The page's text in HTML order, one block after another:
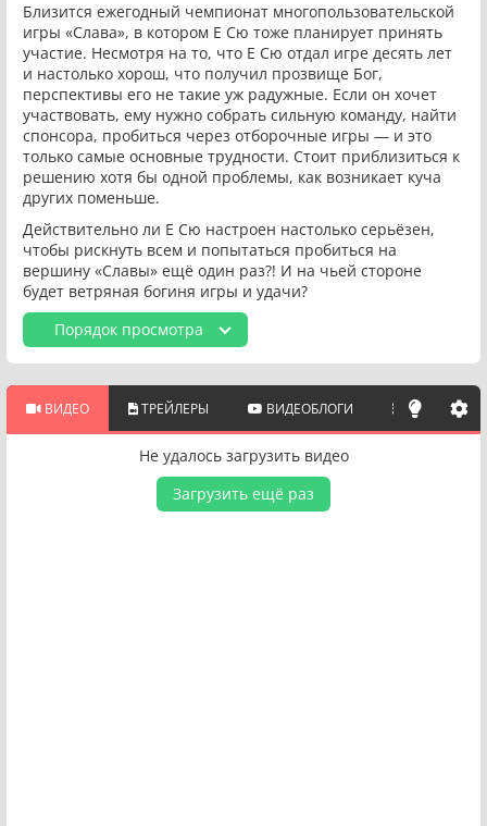
Близится ежегодный чемпионат многопользовательской
игры «Слава», в котором Е Сю тоже планирует принять
участие. Несмотря на то, что Е Сю отдал игре десять лет
и настолько хорош, что получил прозвище Бог,
перспективы его не такие уж радужные. Если он хочет
участвовать, ему нужно собрать сильную команду, найти
спонсора, пробиться через отборочные игры — и это
только самые основные трудности. Стоит приблизиться к
решению хотя бы одной проблемы, как возникает куча
других поменьше.
Действительно ли Е Сю настроен настолько серьёзен,
чтобы рискнуть всем и попытаться пробиться на
вершину «Славы» ещё один раз?! И на чьей стороне
будет ветряная богиня игры и удачи?
Порядок просмотра
ВИДЕО ТРЕЙЛЕРЫ ВИДЕОБЛОГИ ПОХОЖИЕ
Не удалось загрузить видео
Загрузить ещё раз